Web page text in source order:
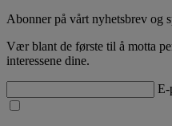
Abonner på vårt nyhetsbrev og
Vær blant de første til å motta
interessene dine.
E-